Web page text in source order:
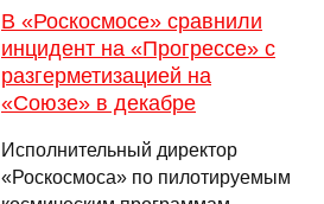
В «Роскосмосе» сравнили
инцидент на «Прогрессе» с
разгерметизацией на
«Союзе» в декабре
Исполнительный директор
«Роскосмоса» по пилотируемым